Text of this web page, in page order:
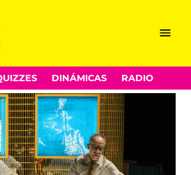
Menu
DINÁMICAS RADIO